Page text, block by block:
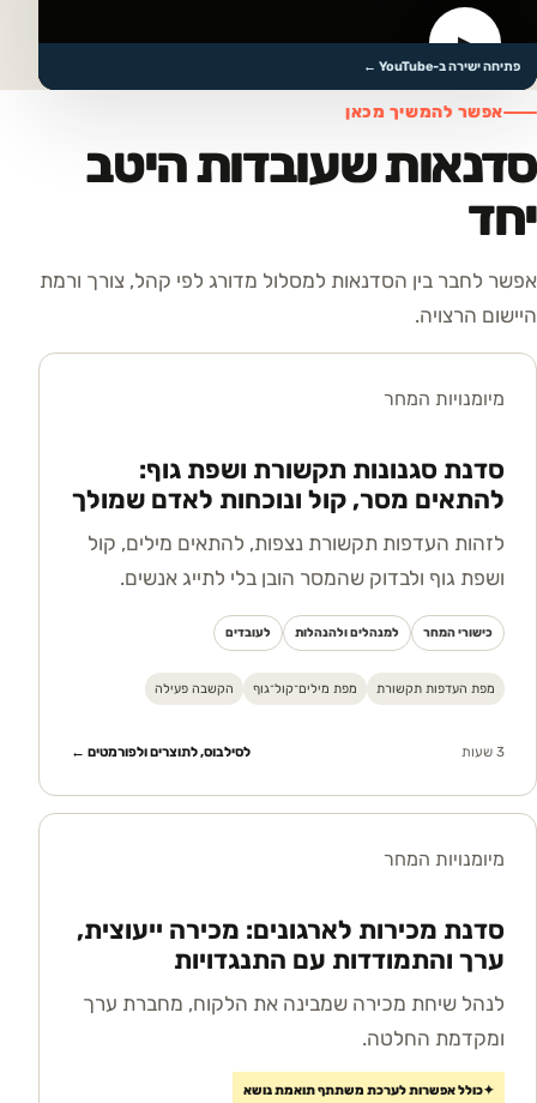
▶
פתיחה ישירה ב-YouTube ←
אפשר להמשיך מכאן
סדנאות שעובדות היטב
יחד
אפשר לחבר בין הסדנאות למסלול מדורג לפי קהל, צורך ורמת
היישום הרצויה.
מיומנויות המחר
סדנת סגנונות תקשורת ושפת גוף:
להתאים מסר, קול ונוכחות לאדם שמולך
לזהות העדפות תקשורת נצפות, להתאים מילים, קול
ושפת גוף ולבדוק שהמסר הובן בלי לתייג אנשים.
כישורי המחר למנהלים ולהנהלות לעובדים
מפת העדפות תקשורת מפת מילים־קול־גוף הקשבה פעילה
3 שעות לסילבוס, לתוצרים ולפורמטים ←
מיומנויות המחר
סדנת מכירות לארגונים: מכירה ייעוצית,
ערך והתמודדות עם התנגדויות
לנהל שיחת מכירה שמבינה את הלקוח, מחברת ערך
ומקדמת החלטה.
✦כולל אפשרות לערכת משתתף תואמת נושא